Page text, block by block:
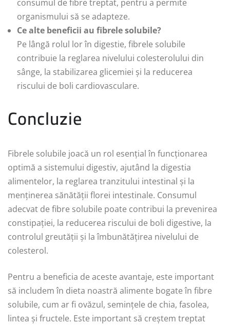
consumul de fibre treptat, pentru a permite
organismului să se adapteze.
Ce alte beneficii au fibrele solubile?
Pe lângă rolul lor în digestie, fibrele solubile
contribuie la reglarea nivelului colesterolului din
sânge, la stabilizarea glicemiei și la reducerea
riscului de boli cardiovasculare.
Concluzie
Fibrele solubile joacă un rol esențial în funcționarea
optimă a sistemului digestiv, ajutând la digestia
alimentelor, la reglarea tranzitului intestinal și la
menținerea sănătății florei intestinale. Consumul
adecvat de fibre solubile poate contribui la prevenirea
constipației, la reducerea riscului de boli digestive, la
controlul greutății și la îmbunătățirea nivelului de
colesterol.
Pentru a beneficia de aceste avantaje, este important
să includem în dieta noastră alimente bogate în fibre
solubile, cum ar fi ovăzul, semințele de chia, fasolea,
lintea și fructele. Este important să creștem treptat